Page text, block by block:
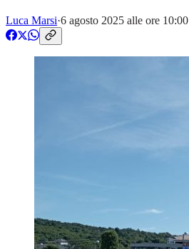
Luca Marsi·6 agosto 2025 alle ore 10:00